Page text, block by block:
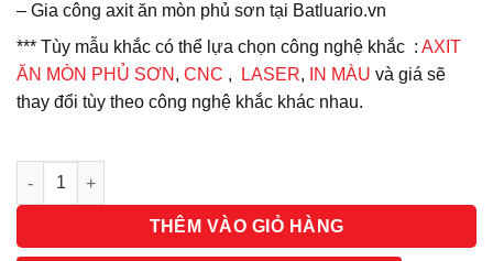
– Gia công axit ăn mòn phủ sơn tại Batluario.vn
*** Tùy mẫu khắc có thể lựa chọn công nghệ khắc : AXIT
ĂN MÒN PHỦ SƠN , CNC , LASER, IN MÀU và giá sẽ
thay đổi tùy theo công nghệ khắc khác nhau.
Số lượng
THÊM VÀO GIỎ HÀNG